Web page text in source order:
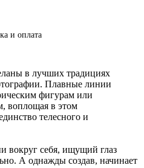
и оплата
в лучших традициях
Плавные линии
фигурам или
воплощая в этом
телесного и
вокруг себя, ищущий глаз
А однажды создав, начинает